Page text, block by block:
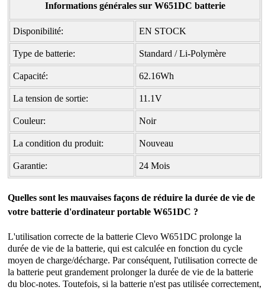
Informations générales sur W651DC batterie
Disponibilité: EN STOCK
Type de batterie: Standard / Li-Polymère
Capacité: 62.16Wh
La tension de sortie: 11.1V
Couleur: Noir
La condition du produit: Nouveau
Garantie: 24 Mois
Quelles sont les mauvaises façons de réduire la durée de vie de
votre batterie d'ordinateur portable W651DC ?
L'utilisation correcte de labatterie Clevo W651DCprolonge la
durée de vie de la batterie, qui est calculée en fonction du cycle
moyen de charge/décharge. Par conséquent, l'utilisation correcte de
la batterie peut grandement prolonger la durée de vie de la batterie
du bloc-notes. Toutefois, si la batterie n'est pas utilisée correctement,